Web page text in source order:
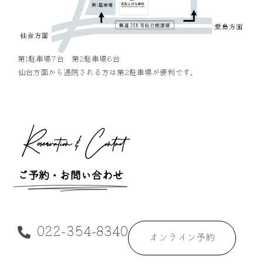
第1駐車場7台 第2駐車場6台
仙台方面から通院される方は第2駐車場が便利です。
Reservation & Contact
ご予約・お問い合わせ
022-354-8340 オンライン予約